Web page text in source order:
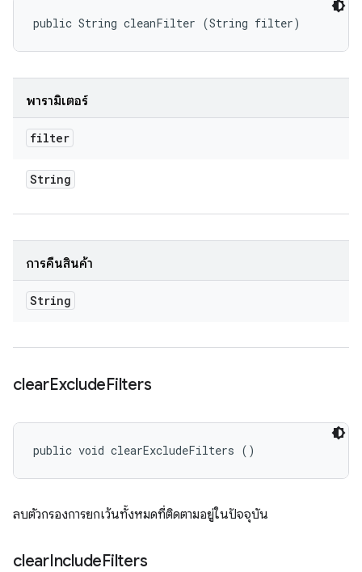
public String cleanFilter (String filter)
พารามิเตอร์
filter
String
การคืนสินค้า
String
clearExcludeFilters
public void clearExcludeFilters ()
ลบตัวกรองการยกเว้นทั้งหมดที่ติดตามอยู่ในปัจจุบัน
clearIncludeFilters